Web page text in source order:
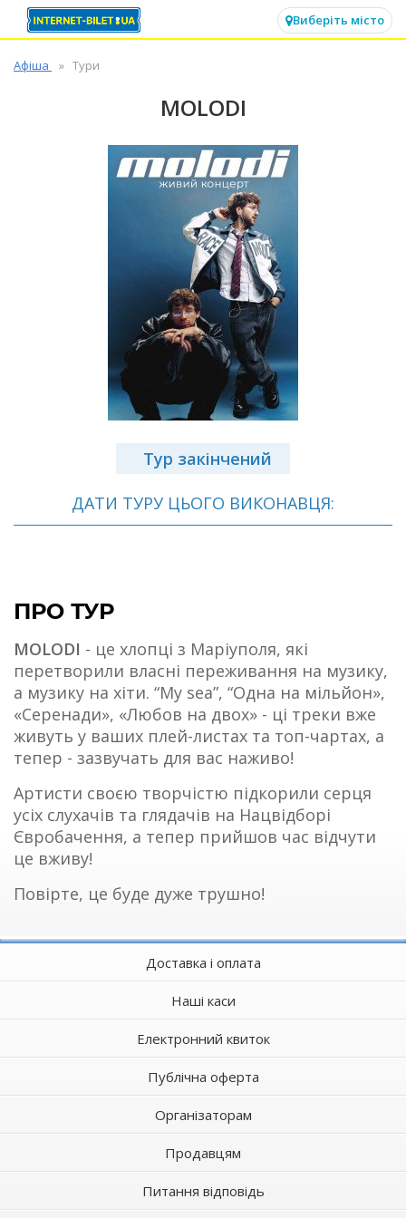
Виберіть місто
Афіша Тури
MOLODI
Тур закінчений
ДАТИ ТУРУ ЦЬОГО ВИКОНАВЦЯ:
ПРО ТУР
MOLODI - це хлопці з Маріуполя, які
перетворили власні переживання на музику,
а музику на хіти. “My sea”, “Одна на мільйон»,
«Серенади», «Любов на двох» - ці треки вже
живуть у ваших плей-листах та топ-чартах, а
тепер - зазвучать для вас наживо!
Артисти своєю творчістю підкорили серця
усіх слухачів та глядачів на Нацвідборі
Євробачення, а тепер прийшов час відчути
це вживу!
Повірте, це буде дуже трушно!
Доставка і оплата
Наші каси
Електронний квиток
Публічна оферта
Організаторам
Продавцям
Питання відповідь